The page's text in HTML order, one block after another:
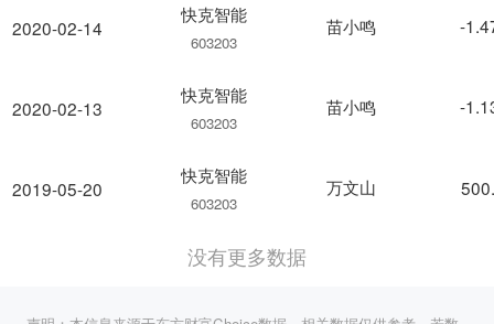
2020-02-14
2020-02-13
2019-05-20
快克智能
603203
苗小鸣 -
快克智能
603203
苗小鸣 -
快克智能
603203
万文山
没有更多数据